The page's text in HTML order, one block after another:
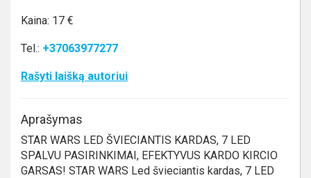
Kaina: 17 €
Tel.: +37063977277
Rašyti laišką autoriui
Aprašymas
STAR WARS LED ŠVIECIANTIS KARDAS, 7 LED
SPALVU PASIRINKIMAI, EFEKTYVUS KARDO KIRCIO
GARSAS! STAR WARS Led švieciantis kardas, 7 LED